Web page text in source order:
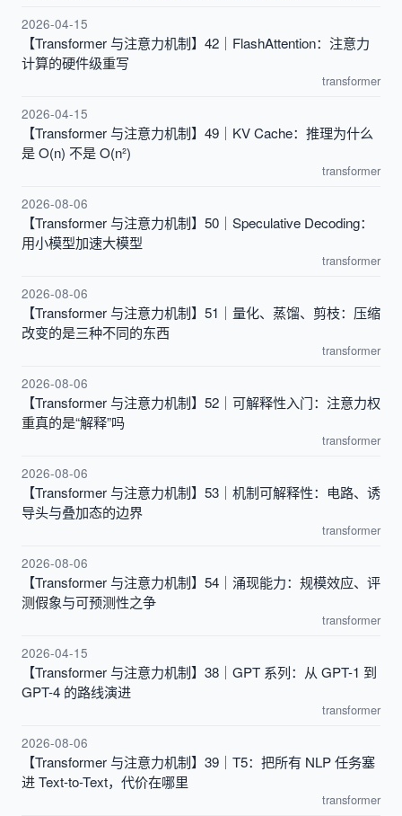
2026-04-15
【Transformer 与注意力机制】42｜FlashAttention：注意力
计算的硬件级重写
transformer
2026-04-15
【Transformer 与注意力机制】49｜KV Cache：推理为什么
是 O(n) 不是 O(n²)
transformer
2026-08-06
【Transformer 与注意力机制】50｜Speculative Decoding：
用小模型加速大模型
transformer
2026-08-06
【Transformer 与注意力机制】51｜量化、蒸馏、剪枝：压缩
改变的是三种不同的东西
transformer
2026-08-06
【Transformer 与注意力机制】52｜可解释性入门：注意力权
重真的是“解释”吗
transformer
2026-08-06
【Transformer 与注意力机制】53｜机制可解释性：电路、诱
导头与叠加态的边界
transformer
2026-08-06
【Transformer 与注意力机制】54｜涌现能力：规模效应、评
测假象与可预测性之争
transformer
2026-04-15
【Transformer 与注意力机制】38｜GPT 系列：从 GPT-1 到
GPT-4 的路线演进
transformer
2026-08-06
【Transformer 与注意力机制】39｜T5：把所有 NLP 任务塞
进 Text-to-Text，代价在哪里
transformer